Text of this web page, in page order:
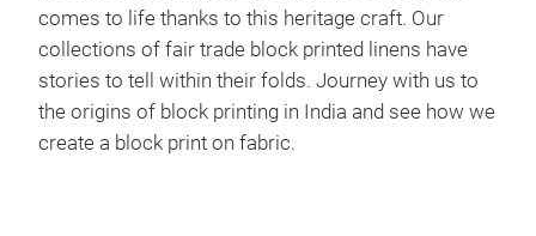
comes to life thanks to this heritage craft. Our
collections of fair trade block printed linens have
stories to tell within their folds. Journey with us to
the origins of block printing in India and see how we
create a block print on fabric.